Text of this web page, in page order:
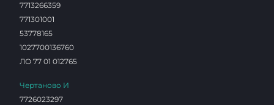
7713266359
771301001
53778165
1027700136760
ЛО 77 01 012765
Чертаново И
7726023297